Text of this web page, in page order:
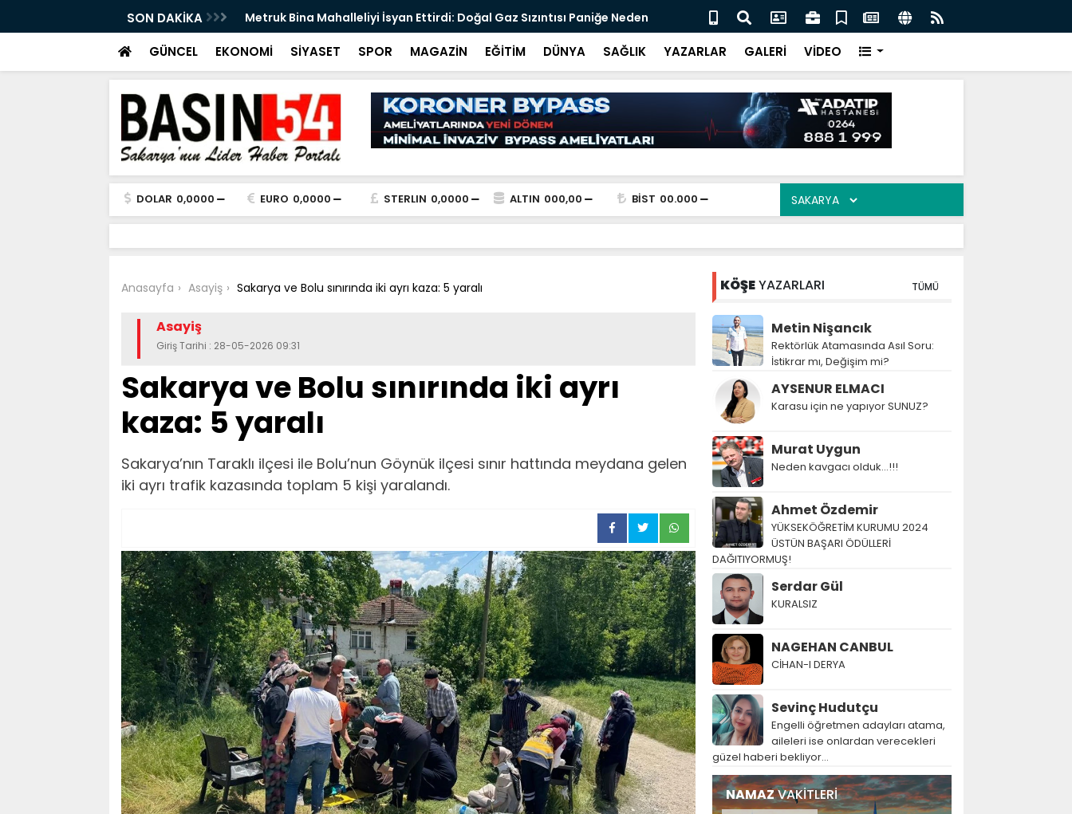
SON DAKİKA
Doğal Gaz Sızıntısı Paniğe Neden Sakaryalı Dr. Yunus Acar, Bandırma İlçe Müftüsü olarak göreve
başladı
Merkez Bankası'nın toplam rezervleri 164,4 milyar dolara yükseldi
GÜNCEL EKONOMİ SİYASET SPOR MAGAZİN EĞİTİM DÜNYA SAĞLIK YAZARLAR GALERİ VİDEO
DOLAR 0,0000 EURO 0,0000 STERLIN 0,0000 ALTIN 000,00 BİST 00.000
Anasayfa Asayiş Sakarya ve Bolu sınırında iki ayrı kaza: 5 yaralı
Asayiş
Giriş Tarihi : 28-05-2026 09:31
Sakarya ve Bolu sınırında iki ayrı
kaza: 5 yaralı
Sakarya’nın Taraklı ilçesi ile Bolu’nun Göynük ilçesi sınır hattında meydana gelen
iki ayrı trafik kazasında toplam 5 kişi yaralandı.
KÖŞEYAZARLARI TÜMÜ
Metin Nişancık
Rektörlük Atamasında Asıl Soru:
İstikrar mı, Değişim mi?
AYSENUR ELMACI
Karasu için ne yapıyor SUNUZ?
Murat Uygun
Neden kavgacı olduk…!!!
Ahmet Özdemir
YÜKSEKÖĞRETİM KURUMU 2024
ÜSTÜN BAŞARI ÖDÜLLERİ
DAĞITIYORMUŞ!
Serdar Gül
KURALSIZ
NAGEHAN CANBUL
CİHAN-I DERYA
Sevinç Hudutçu
Engelli öğretmen adayları atama,
aileleri ise onlardan verecekleri
güzel haberi bekliyor...
NAMAZVAKİTLERİ